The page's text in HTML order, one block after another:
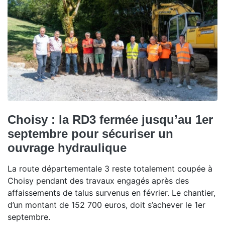
Choisy : la RD3 fermée jusqu’au 1er
septembre pour sécuriser un
ouvrage hydraulique
La route départementale 3 reste totalement coupée à
Choisy pendant des travaux engagés après des
affaissements de talus survenus en février. Le chantier,
d’un montant de 152 700 euros, doit s’achever le 1er
septembre.